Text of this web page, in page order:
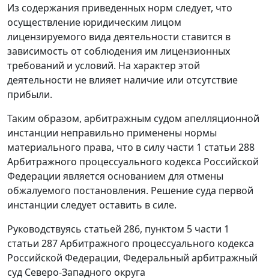
Из содержания приведенных норм следует, что
осуществление юридическим лицом
лицензируемого вида деятельности ставится в
зависимость от соблюдения им лицензионных
требований и условий. На характер этой
деятельности не влияет наличие или отсутствие
прибыли.
Таким образом, арбитражным судом апелляционной
инстанции неправильно применены нормы
материального права, что в силу части 1 статьи 288
Арбитражного процессуального кодекса Российской
Федерации является основанием для отмены
обжалуемого постановления. Решение суда первой
инстанции следует оставить в силе.
Руководствуясь статьей 286, пунктом 5 части 1
статьи 287Арбитражного процессуального кодекса
Российской Федерации, Федеральный арбитражный
суд Северо-Западного округа